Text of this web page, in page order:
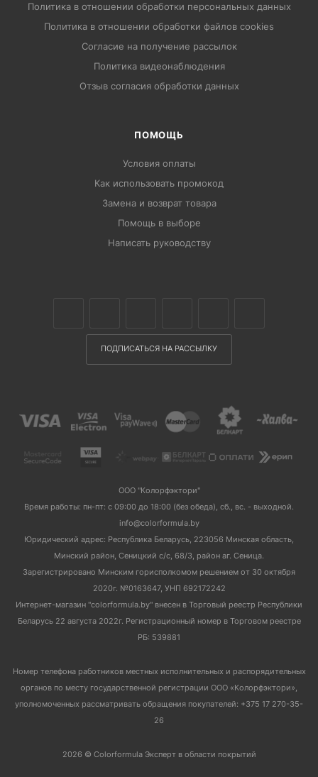
Политика в отношении обработки персональных данных
Политика в отношении обработки файлов cookies
Согласие на получение рассылок
Политика видеонаблюдения
Отзыв согласия обработки данных
ПОМОЩЬ
Условия оплаты
Как использовать промокод
Замена и возврат товара
Помощь в выборе
Написать руководству
ПОДПИСАТЬСЯ НА РАССЫЛКУ
ООО "Колорфэктори"
Время работы: пн-пт: с 09:00 до 18:00 (без обеда), сб., вс. - выходной.
info@colorformula.by
Юридический адрес: Республика Беларусь, 223056 Минская область,
Минский район, Сеницкий с/с, 68/3, район аг. Сеница.
Зарегистрировано Минским горисполкомом решением от 30 октября
2020г. №0163647, УНП 692172242
Интернет-магазин "colorformula.by" внесен в Торговый реестр Республики
Беларусь 22 августа 2022г. Регистрационный номер в Торговом реестре
РБ: 539881
Номер телефона работников местных исполнительных и распорядительных
органов по месту государственной регистрации ООО «Колорфэктори»,
уполномоченных рассматривать обращения покупателей: +375 17 270-35-
26
2026 © Colorformula Эксперт в области покрытий